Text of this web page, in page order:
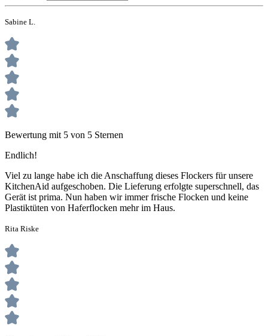
Sabine L.
Bewertung mit 5 von 5 Sternen
Endlich!
Viel zu lange habe ich die Anschaffung dieses Flockers für unsere
KitchenAid aufgeschoben. Die Lieferung erfolgte superschnell, das
Gerät ist prima. Nun haben wir immer frische Flocken und keine
Plastiktüten von Haferflocken mehr im Haus.
Rita Riske